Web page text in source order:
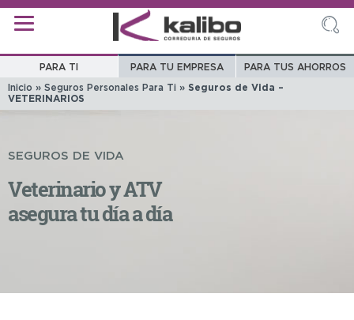
PARA TI PARA TU EMPRESA
PARA TUS AHORROS
Inicio » Seguros Personales Para Ti » Seguros de Vida –
VETERINARIOS
SEGUROS DE VIDA
Veterinario y ATV
asegura tu día a día